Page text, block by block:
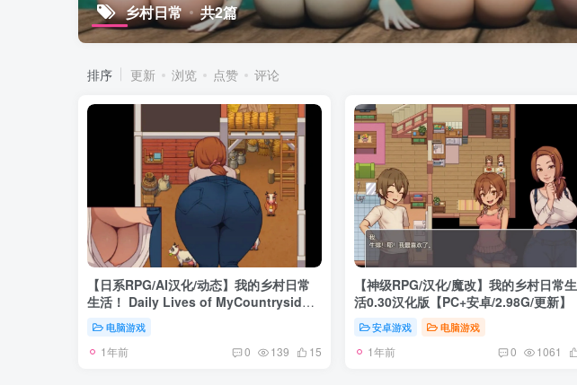
乡村日常 共2篇
排序 更新 浏览 点赞 评论
【日系RPG/AI汉化/动态】我的乡村日常
生活！ Daily Lives of MyCountryside
Ver0.3.2 Mtool汉化版 【2.43G】
电脑游戏
1年前 0 139 15
【神级RPG/汉化/魔改】我的乡村日常生
活0.30汉化版【PC+安卓/2.98G/更新】
安卓游戏 电脑游戏
1年前 0 1061